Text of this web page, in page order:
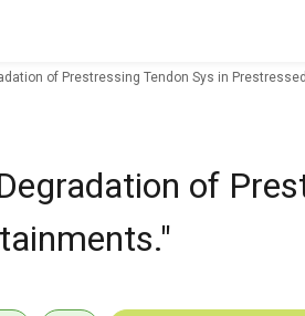
of Prestressing Tendon Sys in
of